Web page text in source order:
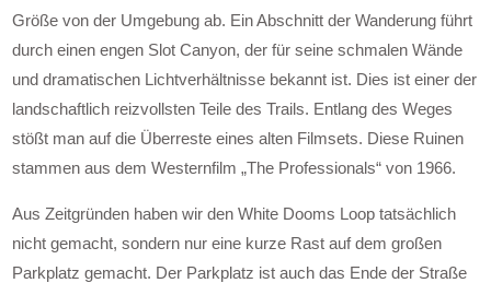
Größe von der Umgebung ab. Ein Abschnitt der Wanderung führt
durch einen engen Slot Canyon, der für seine schmalen Wände
und dramatischen Lichtverhältnisse bekannt ist. Dies ist einer der
landschaftlich reizvollsten Teile des Trails. Entlang des Weges
stößt man auf die Überreste eines alten Filmsets. Diese Ruinen
stammen aus dem Westernfilm „The Professionals“ von 1966.
Aus Zeitgründen haben wir den White Dooms Loop tatsächlich
nicht gemacht, sondern nur eine kurze Rast auf dem großen
Parkplatz gemacht. Der Parkplatz ist auch das Ende der Straße